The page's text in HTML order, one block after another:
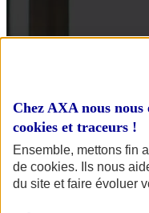
Chez AXA nous nous
cookies et traceurs !
Ensemble, mettons fin
de cookies. Ils nous
du site et faire évoluer